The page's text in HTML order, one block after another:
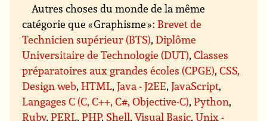
Autres choses du monde de la même
catégorie que « Graphisme » : Brevet de
Technicien supérieur (BTS),Diplôme
Universitaire de Technologie (DUT),Classes
préparatoires aux grandes écoles (CPGE),CSS,
Design web,HTML,Java - J2EE,JavaScript,
Langages C (C, C++, C#, Objective-C),Python,
Ruby,PERL,PHP, Shell,Visual Basic,Unix -